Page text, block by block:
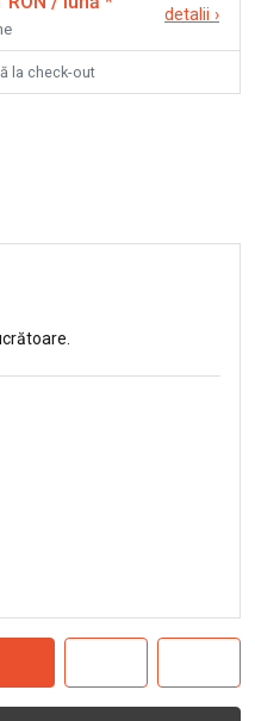
detalii ›
la check-out